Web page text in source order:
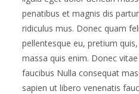
penatibus et magnis dis
ridiculus mus. Donec quam
pellentesque eu, pretium
massa quis enim. Donec
faucibus Nulla consequat
sapien ut libero venenatis